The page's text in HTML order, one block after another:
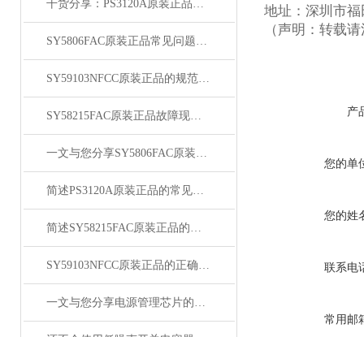
干货分享：PS3120A原装正品使用中的那些常见故障与解决技巧
SY5806FAC原装正品常见问题及对应解决办法大公开
SY59103NFCC原装正品的规范存放管理体系介绍
SY58215FAC原装正品故障现象相应的解决方法介绍
一文与您分享SY5806FAC原装正品的常见问题相应解决方法
简述PS3120A原装正品的常见故障相应解决方法
简述SY58215FAC原装正品的正确安装方法
SY59103NFCC原装正品的正确维护保养方法分享
一文与您分享电源管理芯片的维护保养方法
地址：深圳市
（声明：转载
产
您的单
您的姓
联系电
常用邮